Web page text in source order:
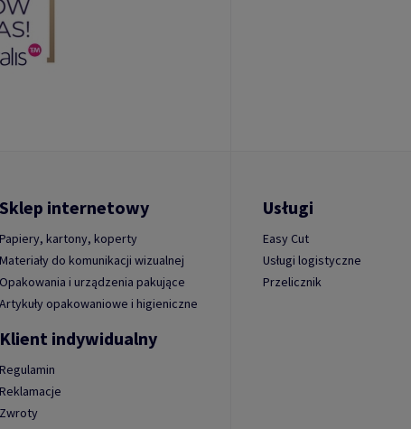
Sklep internetowy
Papiery, kartony, koperty
Materiały do komunikacji wizualnej
Opakowania i urządzenia pakujące
Artykuły opakowaniowe i higieniczne
Klient indywidualny
Regulamin
Reklamacje
Zwroty
Usługi
Easy Cut
Usługi logistyczne
Przelicznik